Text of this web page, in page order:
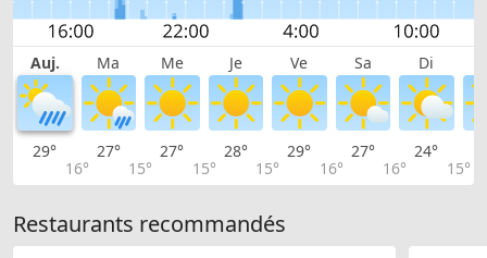
Auj. Ma Me Je Ve Sa Di
29°
16°
27°
15°
27°
15°
28°
15°
29°
16°
27°
16°
24°
15°
Restaurants recommandés